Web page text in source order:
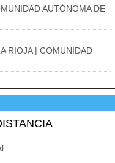
AUTÓNOMA DE
RIOJA | COMUNIDAD